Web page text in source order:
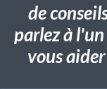
de
parlez à
vous